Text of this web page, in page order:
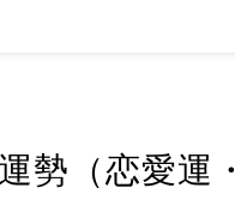
勢（恋愛運